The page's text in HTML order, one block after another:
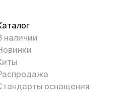
наличии
оснащения